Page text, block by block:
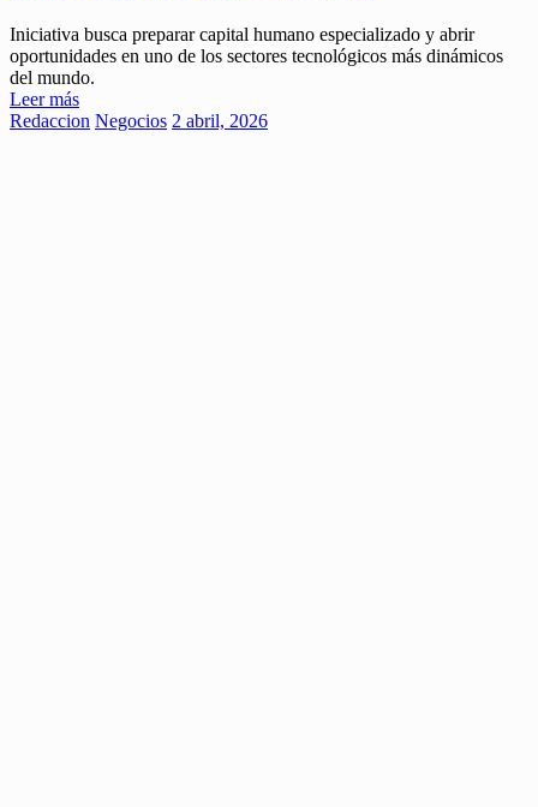
Iniciativa busca preparar capital humano especializado y abrir
oportunidades en uno de los sectores tecnológicos más dinámicos
del mundo.
Leer más
Redaccion Negocios 2 abril, 2026